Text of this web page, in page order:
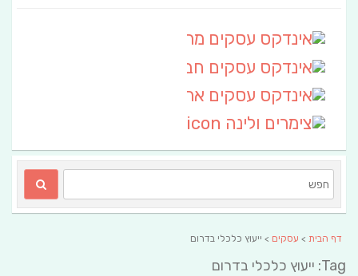
דף הבית > עסקים > ייעוץ כלכלי בדרום
Tag: ייעוץ כלכלי בדרום